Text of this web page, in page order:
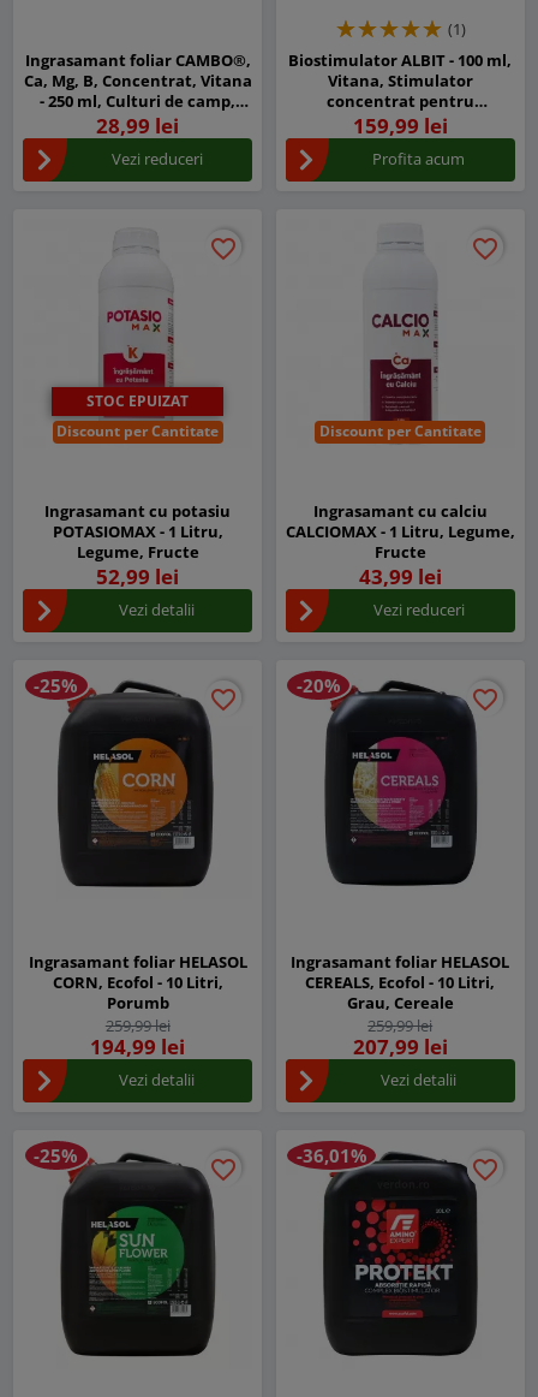
Ingrasamant foliar CAMBO®,
Ca, Mg, B, Concentrat, Vitana
- 250 ml, Culturi de camp,
Legume, Fructe
28,99 lei
Vezi reduceri
(1)
Biostimulator ALBIT - 100 ml,
Vitana, Stimulator
concentrat pentru
dezvoltarea și revitalizarea
plantelor
159,99 lei
Profita acum
STOC EPUIZAT
Discount per Cantitate
favorite_border
favorite_border
Ingrasamant cu potasiu
POTASIOMAX - 1 Litru,
Legume, Fructe
52,99 lei
Vezi detalii
Discount per Cantitate
favorite_border
favorite_border
Ingrasamant cu calciu
CALCIOMAX - 1 Litru, Legume,
Fructe
43,99 lei
Vezi reduceri
favorite_border
favorite_border
-25%
Ingrasamant foliar HELASOL
CORN, Ecofol - 10 Litri,
Porumb
259,99 lei
194,99 lei
Vezi detalii
favorite_border
favorite_border
-20%
Ingrasamant foliar HELASOL
CEREALS, Ecofol - 10 Litri,
Grau, Cereale
259,99 lei
207,99 lei
Vezi detalii
favorite_border
favorite_border
-25%
favorite_border
favorite_border
-36,01%